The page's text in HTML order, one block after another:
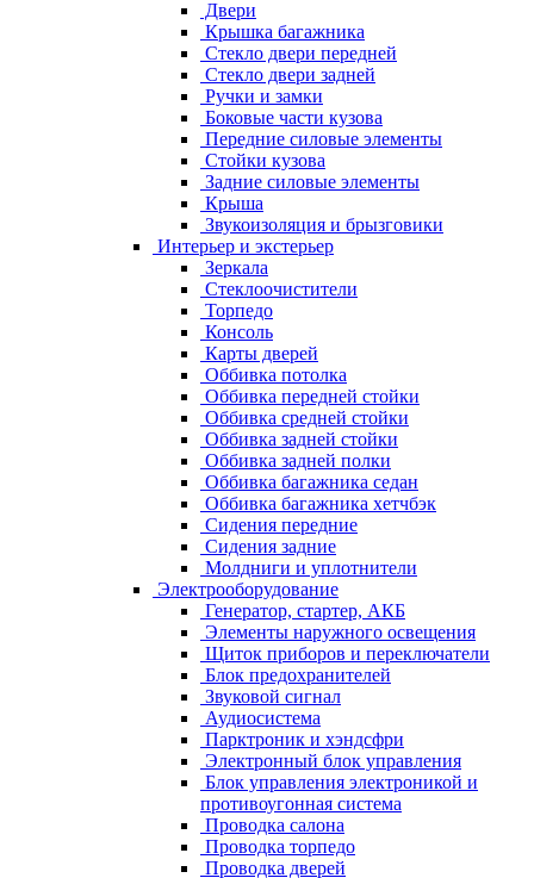
Двери
Крышка багажника
Стекло двери передней
Стекло двери задней
Ручки и замки
Боковые части кузова
Передние силовые элементы
Стойки кузова
Задние силовые элементы
Крыша
Звукоизоляция и брызговики
Интерьер и экстерьер
Зеркала
Стеклоочистители
Торпедо
Консоль
Карты дверей
Оббивка потолка
Оббивка передней стойки
Оббивка средней стойки
Оббивка задней стойки
Оббивка задней полки
Оббивка багажника седан
Оббивка багажника хетчбэк
Сидения передние
Сидения задние
Молдниги и уплотнители
Электрооборудование
Генератор, стартер, АКБ
Элементы наружного освещения
Щиток приборов и переключатели
Блок предохранителей
Звуковой сигнал
Аудиосистема
Парктроник и хэндсфри
Электронный блок управления
Блок управления электроникой и
противоугонная система
Проводка салона
Проводка торпедо
Проводка дверей